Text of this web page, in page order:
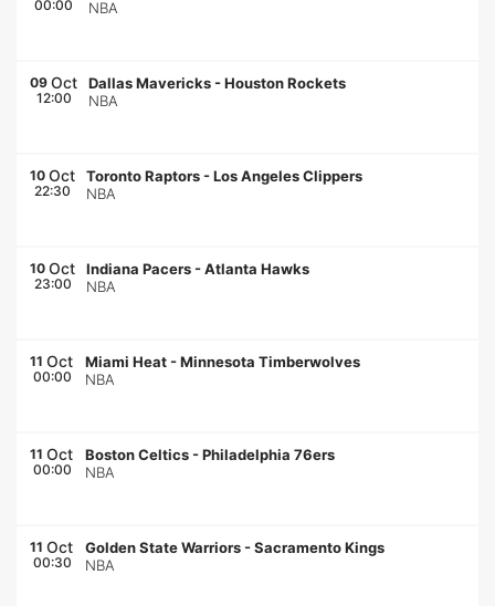
00:00
NBA
09 Oct
12:00
Dallas Mavericks -Houston Rockets
NBA
10 Oct
22:30
Toronto Raptors -Los Angeles Clippers
NBA
10 Oct
23:00
Indiana Pacers -Atlanta Hawks
NBA
11 Oct
00:00
Miami Heat -Minnesota Timberwolves
NBA
11 Oct
00:00
Boston Celtics -Philadelphia 76ers
NBA
11 Oct
00:30
Golden State Warriors -Sacramento Kings
NBA